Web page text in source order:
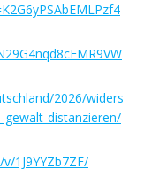
2026/widers
gewalt-distanzieren/
1J9YYZb7ZF/